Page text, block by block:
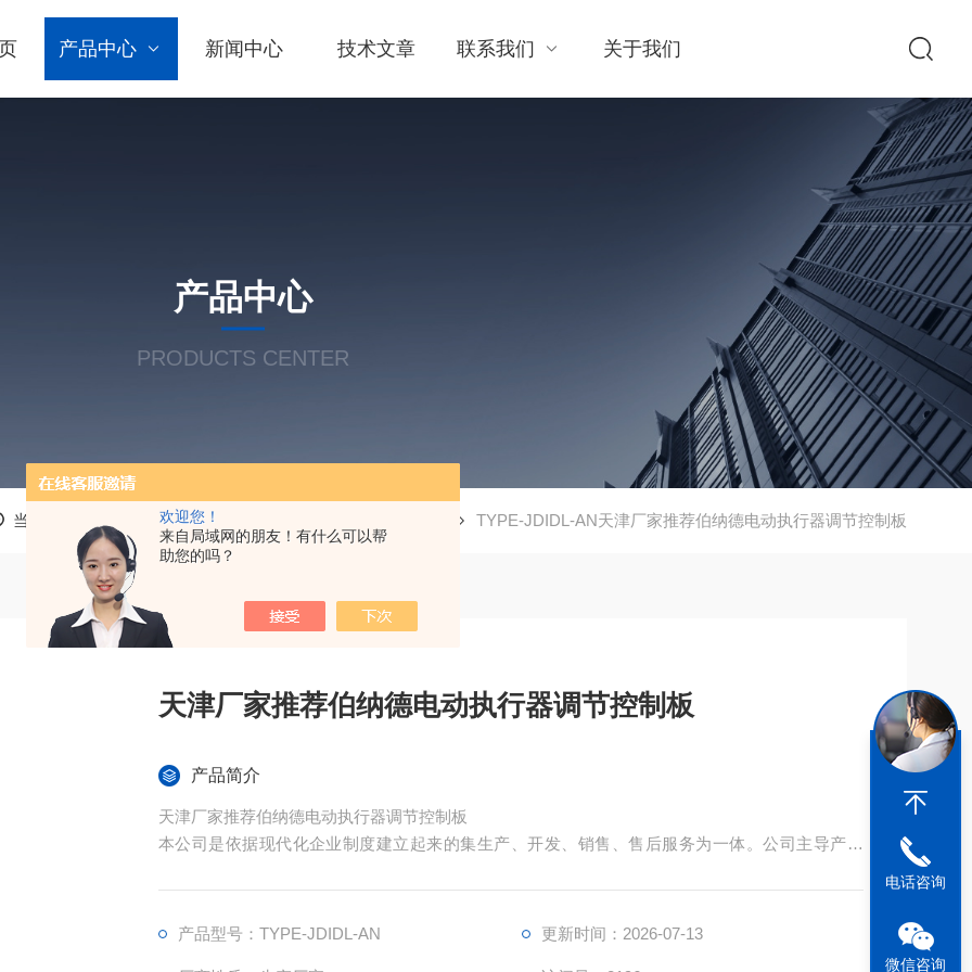
欢迎您！
来自局域网的朋友！有什么可以帮
助您的吗？
产品中心 新闻中心 技术文章 联系我们 关于我们
产品中心
PRODUCTS CENTER
当前位置： 产品中心 TYPE-JDIDL-AN天津厂家推荐伯纳德电动执行器调节控制板
天津厂家推荐伯纳德电动执行器调节控制板
产品简介
天津厂家推荐伯纳德电动执行器调节控制板
本公司是依据现代化企业制度建立起来的集生产、开发、销售、售后服务为一体。公司主导产品
产品型号：TYPE-JDIDL-AN
更新时间：2026-07-13
电话咨询
微信咨询